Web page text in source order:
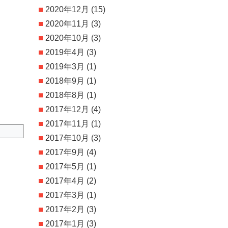
2020年12月 (15)
2020年11月 (3)
2020年10月 (3)
2019年4月 (3)
2019年3月 (1)
2018年9月 (1)
2018年8月 (1)
2017年12月 (4)
2017年11月 (1)
2017年10月 (3)
2017年9月 (4)
2017年5月 (1)
2017年4月 (2)
2017年3月 (1)
2017年2月 (3)
2017年1月 (3)